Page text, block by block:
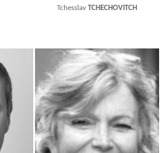
Tchesslav TCHECHOVITCH